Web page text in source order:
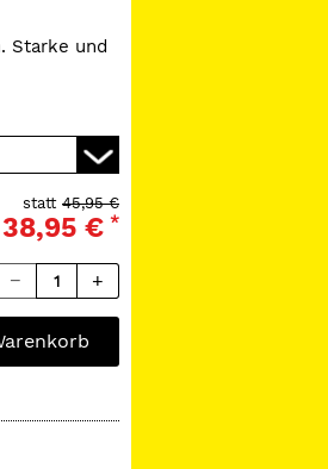
Starke und
45,95 €
statt
38,95 € *